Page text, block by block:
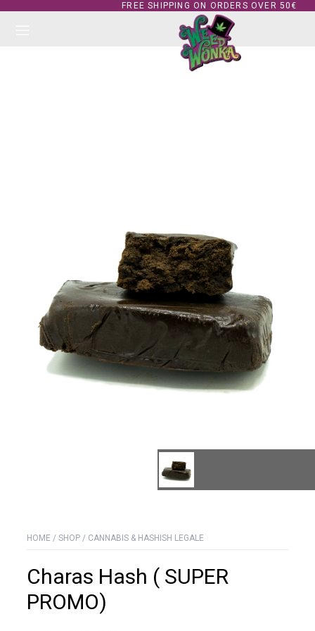
FREE SHIPPING ON ORDERS OVER 50€
HOME / SHOP / CANNABIS & HASHISH LEGALE
Charas Hash ( SUPER
PROMO)